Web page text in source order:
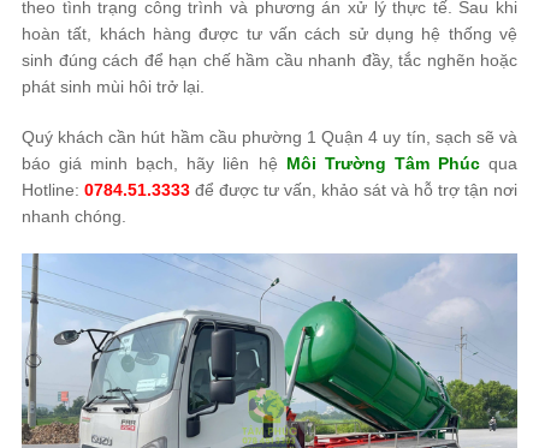
theo tình trạng công trình và phương án xử lý thực tế. Sau khi
hoàn tất, khách hàng được tư vấn cách sử dụng hệ thống vệ
sinh đúng cách để hạn chế hầm cầu nhanh đầy, tắc nghẽn hoặc
phát sinh mùi hôi trở lại.
Quý khách cần hút hầm cầu phường 1 Quận 4 uy tín, sạch sẽ và
báo giá minh bạch, hãy liên hệ Môi Trường Tâm Phúcqua
Hotline: 0784.51.3333 để được tư vấn, khảo sát và hỗ trợ tận nơi
nhanh chóng.